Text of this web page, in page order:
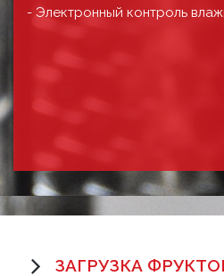
- Электронный контроль
ЗАГРУЗКА